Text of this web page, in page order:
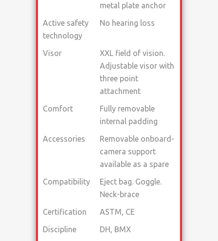
metal plate anchor
Active safety
technology
No hearing loss
Visor
XXL field of vision.
Adjustable visor with
three point
attachment
Comfort
Fully removable
internal padding
Accessories
Removable onboard-
camera support
available as a spare
Compatibility
Eject bag. Goggle.
Neck-brace
Certification
ASTM, CE
Discipline
DH, BMX